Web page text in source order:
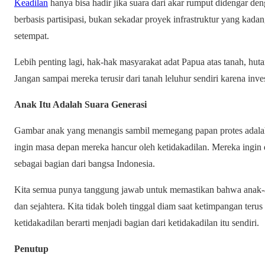
Keadilan hanya bisa hadir jika suara dari akar rumput didengar
berbasis partisipasi, bukan sekadar proyek infrastruktur yang
setempat.
Lebih penting lagi, hak-hak masyarakat adat Papua atas tanah,
Jangan sampai mereka terusir dari tanah leluhur sendiri karena
Anak Itu Adalah Suara Generasi
Gambar anak yang menangis sambil memegang papan protes
ingin masa depan mereka hancur oleh ketidakadilan. Mereka
sebagai bagian dari bangsa Indonesia.
Kita semua punya tanggung jawab untuk memastikan bahwa
dan sejahtera. Kita tidak boleh tinggal diam saat ketimpangan
ketidakadilan berarti menjadi bagian dari ketidakadilan itu sendiri.
Penutup